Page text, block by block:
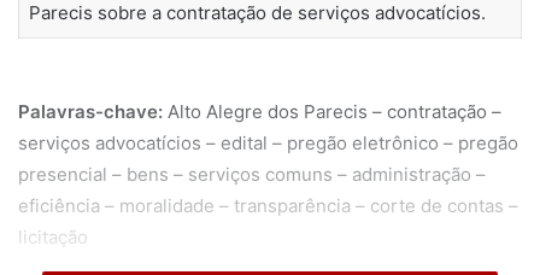
Parecis sobre a contratação de serviços advocatícios.
Palavras-chave: Alto Alegre dos Parecis – contratação –
serviços advocatícios – edital – pregão eletrônico – pregão
presencial – bens – serviços comuns – administração –
eficiência – moralidade – transparência – corte de contas –
licitação